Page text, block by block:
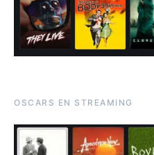
OSCARS EN STREAMING